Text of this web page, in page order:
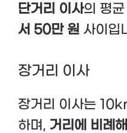
단거리 이사의 평
서 50만 원 사이입
장거리 이사
장거리 이사는
하며, 거리에 비례